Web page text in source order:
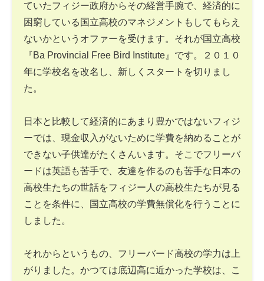
ていたフィジー政府からその経営手腕で、経済的に
困窮している国立高校のマネジメントもしてもらえ
ないかというオファーを受けます。それが国立高校
『Ba Provincial Free Bird Institute』です。２０１０
年に学校名を改名し、新しくスタートを切りまし
た。
日本と比較して経済的にあまり豊かではないフィジ
ーでは、現金収入がないために学費を納めることが
できない子供達がたくさんいます。そこでフリーバ
ードは英語も苦手で、友達を作るのも苦手な日本の
高校生たちの世話をフィジー人の高校生たちが見る
ことを条件に、国立高校の学費無償化を行うことに
しました。
それからというもの、フリーバード高校の学力は上
がりました。かつては底辺高に近かった学校は、こ